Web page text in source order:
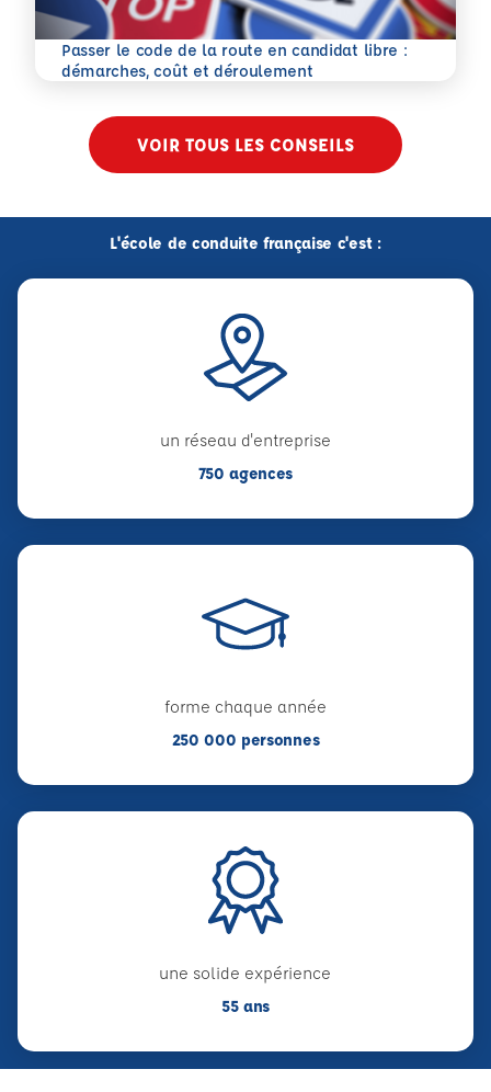
Passer le code de la route en candidat libre :
démarches, coût et déroulement
En savoir plus
VOIR TOUS LES CONSEILS
L'école de conduite française c'est :
un réseau d'entreprise
750 agences
forme chaque année
250 000 personnes
une solide expérience
55 ans